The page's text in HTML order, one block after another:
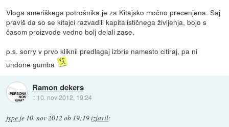
Vloga ameriškega potrošnika je za Kitajsko močno precenjena. Saj
praviš da so se kitajci razvadili kapitalističnega življenja, bojo s
časom proizvode vedno bolj delali zase.
p.s. sorry v prvo kliknil predlagaj izbris namesto citiraj, pa ni
undone gumba
Ramon dekers
:: 10. nov 2012, 19:24
jype je 10. nov 2012 ob 19:19izjavil: